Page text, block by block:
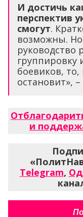
И достичь
перспектив
смогут.
возможны.
руководство
группировку
боевиков,
остановит»,
и
Telegram,